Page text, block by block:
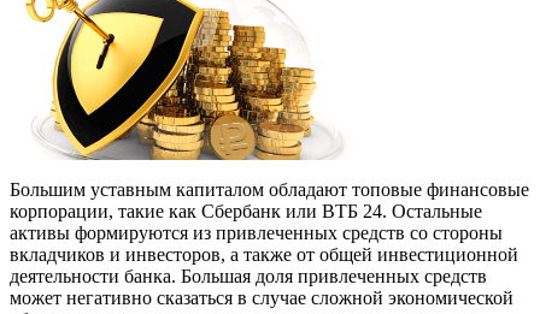
Большим уставным капиталом обладают топовые финансовые
корпорации, такие как Сбербанк или ВТБ 24. Остальные
активы формируются из привлеченных средств со стороны
вкладчиков и инвесторов, а также от общей инвестиционной
деятельности банка. Большая доля привлеченных средств
может негативно сказаться в случае сложной экономической